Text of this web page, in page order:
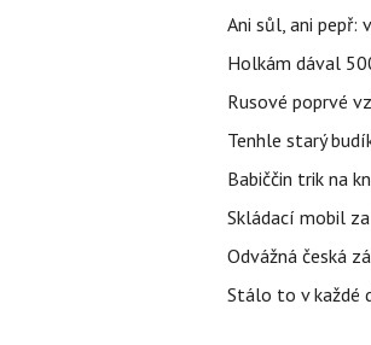
Ani sůl, ani pepř:
Holkám dával
Rusové poprvé
Tenhle starý
Babiččin trik na
Skládací mobil
Odvážná česká
Stálo to v každé